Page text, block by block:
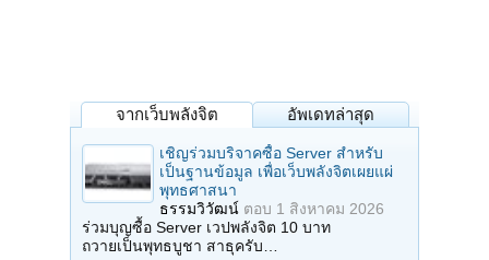
จากเว็บพลังจิต อัพเดทล่าสุด
เชิญร่วมบริจาคซื้อ Server สำหรับ
เป็นฐานข้อมูล เพื่อเว็บพลังจิตเผยแผ่
พุทธศาสนา
ธรรมวิวัฒน์ ตอบ 1 สิงหาคม 2026
ร่วมบุญซื้อ Server เวปพลังจิต 10 บาท
ถวายเป็นพุทธบูชา สาธุครับ…